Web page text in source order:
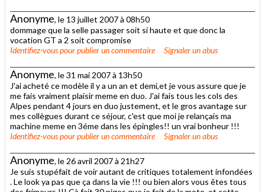
Anonyme, le 13 juillet 2007 à 08h50
dommage que la selle passager soit si haute et que donc la
vocation GT a 2 soit compromise
Identifiez-vouspour publier un commentaire Signaler un abus
Anonyme, le 31 mai 2007 à 13h50
J'ai acheté ce modèle il y a un an et demi,et je vous assure que je
me fais vraiment plaisir meme en duo. J'ai fais tous les cols des
Alpes pendant 4 jours en duo justement, et le gros avantage sur
mes collègues durant ce séjour, c'est que moi je relançais ma
machine meme en 3éme dans les épingles!! un vrai bonheur !!!
Identifiez-vouspour publier un commentaire Signaler un abus
Anonyme, le 26 avril 2007 à 21h27
Je suis stupéfait de voir autant de critiques totalement infondées
. Le look ya pas que ça dans la vie !!! ou bien alors vous êtes tous